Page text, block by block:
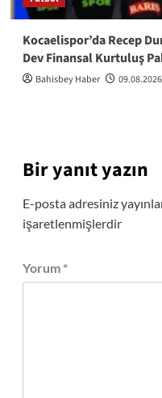
Kocaelispor’da Recep
Dev Finansal Kurtuluş
Bahisbey Haber 09.08.2026
Bir yanıt yazın
E-posta adresiniz
işaretlenmişlerdir
Yorum *